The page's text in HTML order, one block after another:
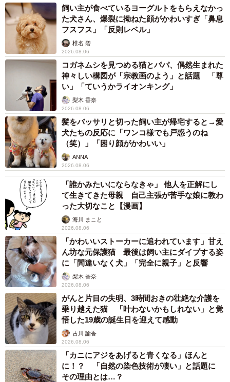
5/7
店内にある焙煎機、香りが引き立ちます
但馬屋珈琲店といえば、深煎りのスモーキーなブレンド
コーヒーが店の顔というイメージだけにこれはまた新しい
感覚ではないだろうか。「にっぽんプレミアム」と銘打た
れたこの岡山県産のコーヒーは、一杯1800円で5月12日か
ら数量限定で販売開始予定だ。世界一高価とも言われるコ
ピルアックなどの珍しいコーヒーもそろえている同店にま
たひとつ新しいメニューが増える。
もっとも、これは将来へ向けた第一歩。倉田さんは「現
在はまだ夢物語ですが、コロナ禍で元気のない新宿の街を
盛り上げるべく、ゆくゆくは新宿の地でコーヒーを栽培
し、新宿で焙煎し、地産地消の美味しいコーヒーをご提供
できればと考えております」と意気込んだ。
飼い主が食べているヨーグルトをもらえなかっ
た犬さん、爆裂に拗ねた顔がかわいすぎ「鼻息
フスフス」「反則レベル」
椎名 碧
2026.08.06
コガネムシを見つめる猫とパパ、偶然生まれた
神々しい構図が「宗教画のよう」と話題 「尊
い」「ていうかライオンキング」
梨木 香奈
2026.08.06
髪をバッサリと切った飼い主が帰宅すると→愛
犬たちの反応に「ワンコ様でも戸惑うのね
（笑）」「困り顔がかわいい」
ANNA
2026.08.06
「誰かみたいにならなきゃ」 他人を正解にし
て生きてきた母親 自己主張が苦手な娘に教わ
った大切なこと【漫画】
海川 まこと
2026.08.06
「かわいいストーカーに追われています」甘え
ん坊な元保護猫 最後は飼い主にダイブする姿
に「間違いなく犬」「完全に親子」と反響
梨木 香奈
2026.08.06
がんと片目の失明、3時間おきの壮絶な介護を
乗り越えた猫 「叶わないかもしれない」と覚
悟した19歳の誕生日を迎えて感動
古川 諭香
2026.08.06
「カニにアジをあげると青くなる」ほんと
に！？ 「自然の染色技術が凄い」と話題に
その理由とは…？